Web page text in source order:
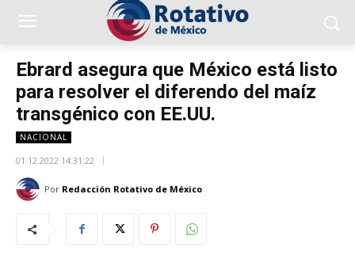
Ebrard asegura que México está listo
para resolver el diferendo del maíz
transgénico con EE.UU.
NACIONAL
01.12.2022 14:31:22
Por Redacción Rotativo de México